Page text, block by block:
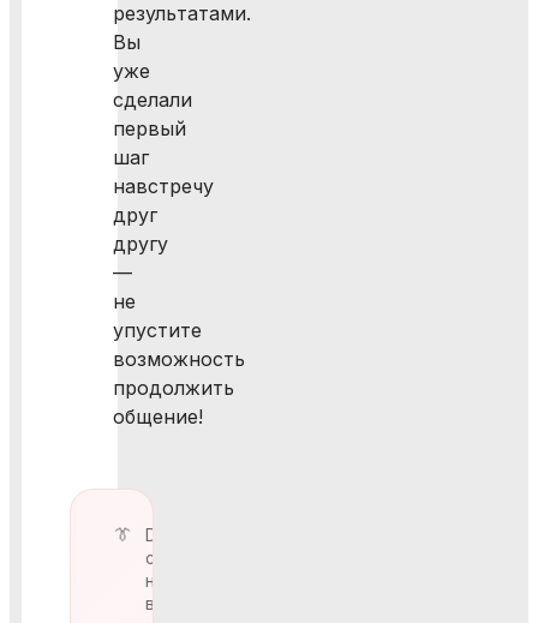
результатами.
Вы
уже
сделали
первый
шаг
навстречу
друг
другу
—
не
упустите
возможность
продолжить
общение!
Dress-
code
на
вечере: